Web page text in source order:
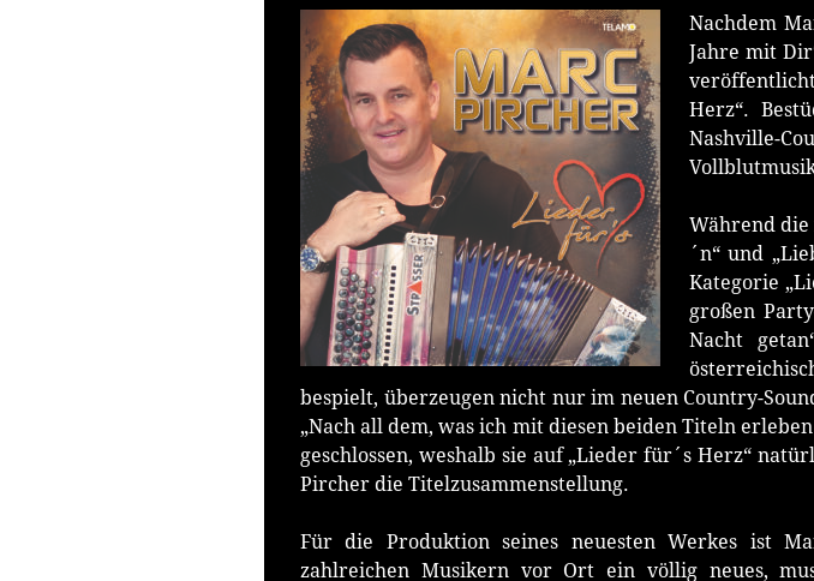
Nachdem
Jahre mit
Herz“.
Nashville-
Während die
´n“ und
Kategorie
großen
Nacht
bespielt, überzeugen nicht nur im neuen Country-
„Nach all dem, was ich mit diesen beiden Titeln
geschlossen, weshalb sie auf „Lieder für´s Herz“
Pircher die Titelzusammenstellung.
Für die Produktion seines neuesten Werkes ist
zahlreichen Musikern vor Ort ein völlig neues,